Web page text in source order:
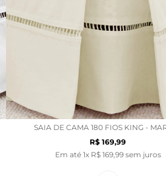
SAIA DE CAMA 180 FIOS KING -
R$ 169,99
Em até 1x R$ 169, 99sem juros